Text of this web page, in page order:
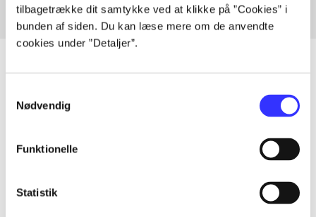
tilbagetrække dit samtykke ved at klikke på ”Cookies” i
bunden af siden. Du kan læse mere om de anvendte
cookies under ”Detaljer”.
Nødvendig
Funktionelle
Statistik
Artikler